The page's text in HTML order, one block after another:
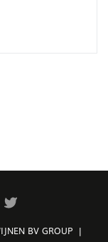
BV GROUP |